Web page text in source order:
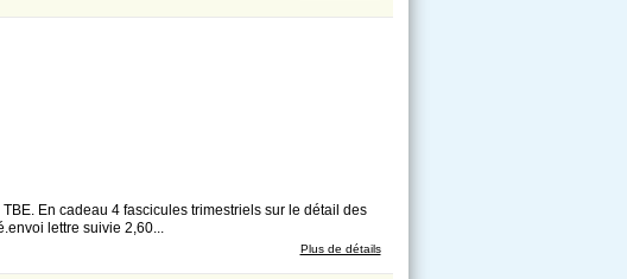
En cadeau 4 fascicules trimestriels sur le détail des
lettre suivie 2,60...
Plus de détails